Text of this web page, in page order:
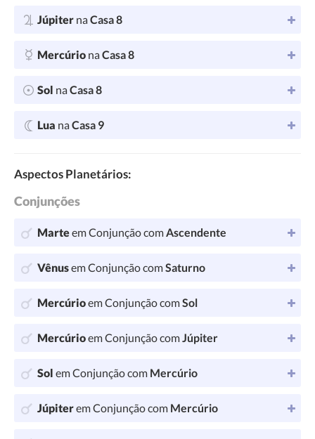
Júpiter naCasa 8
Mercúrio naCasa 8
Sol naCasa 8
Lua naCasa 9
Aspectos Planetários:
Conjunções
Marteem Conjunção comAscendente
Vênusem Conjunção comSaturno
Mercúrioem Conjunção comSol
Mercúrioem Conjunção comJúpiter
Sol em Conjunção com Mercúrio
Júpiterem Conjunção com Mercúrio